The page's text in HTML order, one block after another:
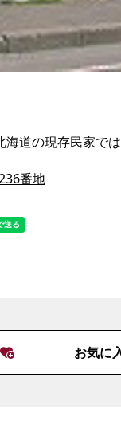
道の現存民家で
番地
お気に